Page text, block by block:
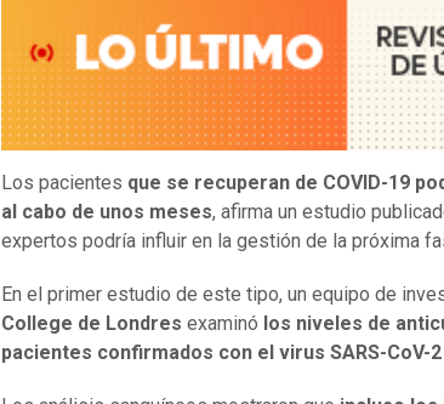
Los pacientes que se recuperan de COVID-19
al cabo de unos meses, afirma un estudio
expertos podría influir en la gestión de la próxima
En el primer estudio de este tipo, un equipo de
College de Londres examinó los niveles de
pacientes confirmados con el virus SARS-CoV-2